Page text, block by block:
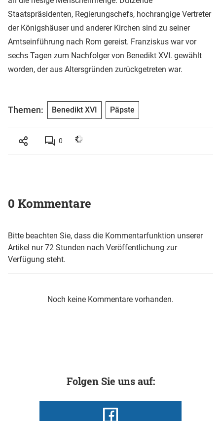
Staatspräsidenten, Regierungschefs, hochrangige Vertreter
der Königshäuser und anderer Kirchen sind zu seiner
Amtseinführung nach Rom gereist. Franziskus war vor
sechs Tagen zum Nachfolger von Benedikt XVI. gewählt
worden, der aus Altersgründen zurückgetreten war.
Themen: Benedikt XVI Päpste
0
0 Kommentare
Bitte beachten Sie, dass die Kommentarfunktion unserer
Artikel nur 72 Stunden nach Veröffentlichung zur
Verfügung steht.
Noch keine Kommentare vorhanden.
Folgen Sie uns auf: